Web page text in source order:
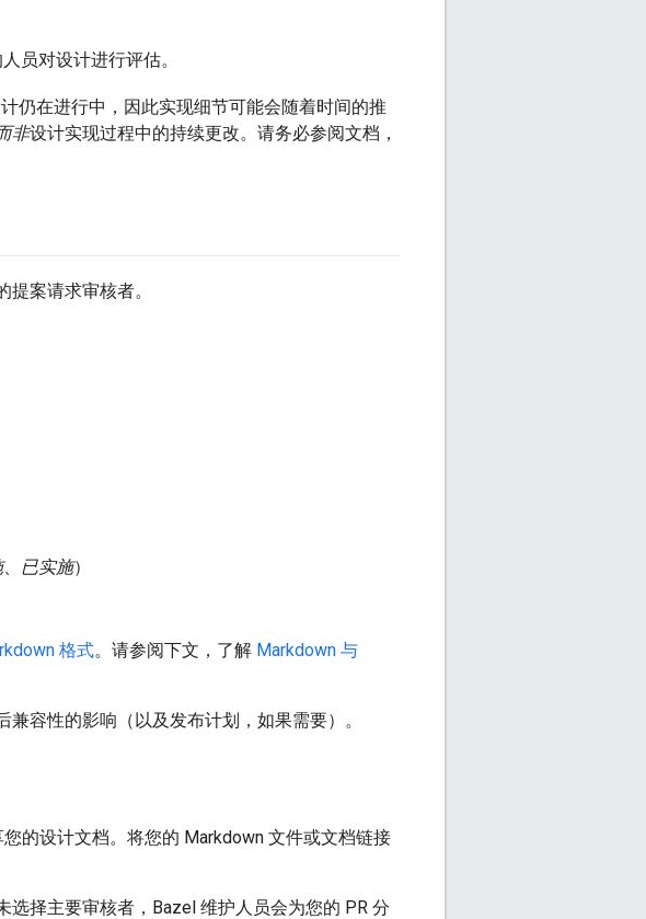
员对设计进行评估。
仍在进行中，因此实现细节可能会随着时间的推
非设计实现过程中的持续更改。请务必参阅文档，
案请求审核者。
、 已实施）
格式。请参阅下文，了解 Markdown 与
容性的影响（以及发布计划，如果需要）。
您的设计文档。将您的 Markdown 文件或文档链接
选择主要审核者，Bazel 维护人员会为您的 PR 分